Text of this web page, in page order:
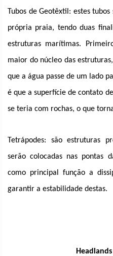
Tubos de Geotêxtil: estes
própria praia, tendo duas
estruturas marítimas.
maior do núcleo das
que a água passe de um lado
é que a superfície de contato
se teria com rochas, o que
Tetrápodes: são estruturas
serão colocadas nas pontas
como principal função a
garantir a estabilidade destas.